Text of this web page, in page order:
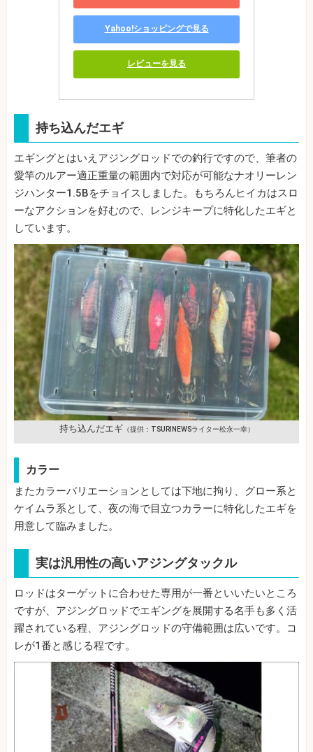
Yahoo!ショッピングで見る
レビューを見る
持ち込んだエギ
エギングとはいえアジングロッドでの釣行ですので、筆者の
愛竿のルアー適正重量の範囲内で対応が可能なナオリーレン
ジハンター1.5Bをチョイスしました。もちろんヒイカはスロ
ーなアクションを好むので、レンジキープに特化したエギと
しています。
持ち込んだエギ （提供：TSURINEWSライター松永一幸）
カラー
またカラーバリエーションとしては下地に拘り、グロー系と
ケイムラ系として、夜の海で目立つカラーに特化したエギを
用意して臨みました。
実は汎用性の高いアジングタックル
ロッドはターゲットに合わせた専用が一番といいたいところ
ですが、アジングロッドでエギングを展開する名手も多く活
躍されている程、アジングロッドの守備範囲は広いです。コ
レが1番と感じる程です。